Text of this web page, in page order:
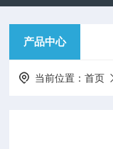
产品中心
当前位置：首页